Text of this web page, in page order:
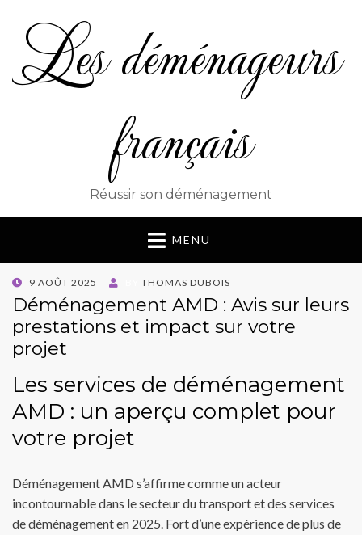
Les déménageurs
français
Réussir son déménagement
MENU
POSTED
ON
9 AOÛT 2025 THOMAS DUBOIS
Déménagement AMD : Avis sur leurs
prestations et impact sur votre
projet
Les services de déménagement
AMD : un aperçu complet pour
votre projet
Déménagement AMD s’affirme comme un acteur
incontournable dans le secteur du transport et des services
de déménagement en 2025. Fort d’une expérience de plus de